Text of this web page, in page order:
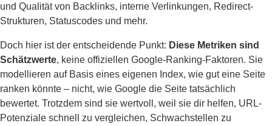
und Qualität von Backlinks, interne Verlinkungen, Redirect-
Strukturen, Statuscodes und mehr.
Doch hier ist der entscheidende Punkt: Diese Metriken sind
Schätzwerte, keine offiziellen Google-Ranking-Faktoren. Sie
modellieren auf Basis eines eigenen Index, wie gut eine Seite
ranken könnte – nicht, wie Google die Seite tatsächlich
bewertet. Trotzdem sind sie wertvoll, weil sie dir helfen, URL-
Potenziale schnell zu vergleichen, Schwachstellen zu